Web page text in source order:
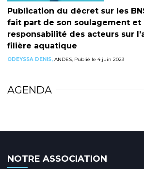
Publication du décret sur les
fait part de son soulagement et
responsabilité des acteurs sur
filière aquatique
ODEYSSA DENIS, ANDES, Publié le 4 juin 2023
AGENDA
NOTRE ASSOCIATION